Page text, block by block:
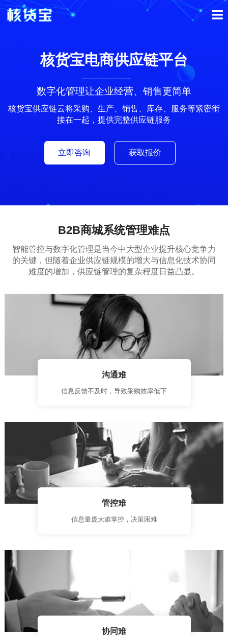
核货宝电商供应链平台
数字化管理让企业经营、销售更简单
核货宝供应链云将采购、生产、销售、库存、服务等紧密衔
接在一起，提供完整供应链服务
立即咨询 获取报价
B2B商城系统管理难点
智能管控与数字化管理是当今中大型企业提升核心竞争力
的关键，但随着企业供应链规模的增大与信息化技术协同
难度的增加，供应链管理的复杂程度日益凸显。
沟通难
信息反馈不及时，导致采购效率低下
管控难
信息量庞大难掌控，决策困难
协同难